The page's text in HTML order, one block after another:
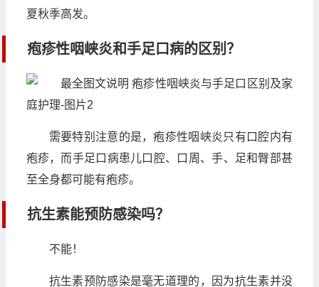
夏秋季高发。
疱疹性咽峡炎和手足口病的区别？
需要特别注意的是，疱疹性咽峡炎只有口腔内有
疱疹，而手足口病患儿口腔、口周、手、足和臀部甚
至全身都可能有疱疹。
抗生素能预防感染吗？
不能！
抗生素预防感染是毫无道理的，因为抗生素并没